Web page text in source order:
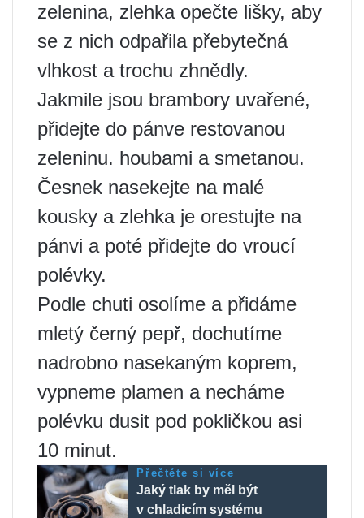
zelenina, zlehka opečte lišky, aby
se z nich odpařila přebytečná
vlhkost a trochu zhnědly.
Jakmile jsou brambory uvařené,
přidejte do pánve restovanou
zeleninu. houbami a smetanou.
Česnek nasekejte na malé
kousky a zlehka je orestujte na
pánvi a poté přidejte do vroucí
polévky.
Podle chuti osolíme a přidáme
mletý černý pepř, dochutíme
nadrobno nasekaným koprem,
vypneme plamen a necháme
polévku dusit pod pokličkou asi
10 minut.
Přečtěte si více
Jaký tlak by měl být
v chladicím systému